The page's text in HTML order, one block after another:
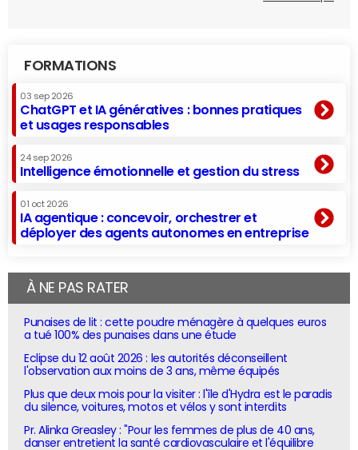
FORMATIONS
03 sep 2026
ChatGPT et IA génératives : bonnes pratiques
et usages responsables
24 sep 2026
Intelligence émotionnelle et gestion du stress
01 oct 2026
IA agentique : concevoir, orchestrer et
déployer des agents autonomes en entreprise
À NE PAS RATER
Punaises de lit : cette poudre ménagère à quelques euros
a tué 100% des punaises dans une étude
Eclipse du 12 août 2026 : les autorités déconseillent
l'observation aux moins de 3 ans, même équipés
Plus que deux mois pour la visiter : l'île d'Hydra est le paradis
du silence, voitures, motos et vélos y sont interdits
Pr. Alinka Greasley : "Pour les femmes de plus de 40 ans,
danser entretient la santé cardiovasculaire et l'équilibre